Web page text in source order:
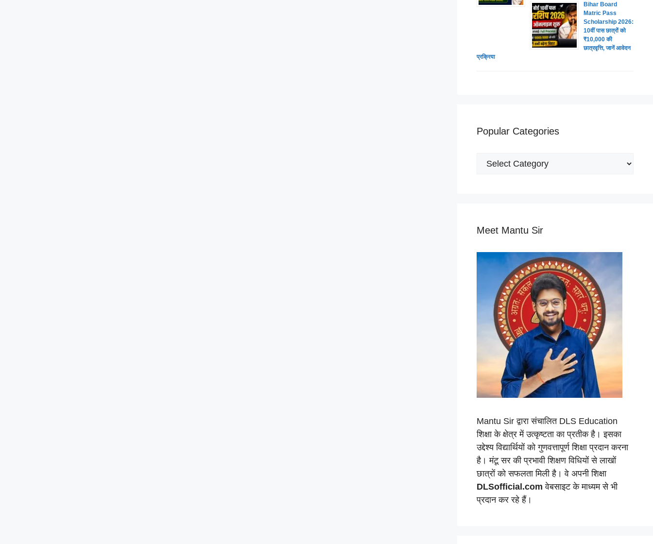
Bihar Board
Matric Pass
Scholarship 2026:
10वीं पास छात्रों को
₹10,000 की
छात्रवृत्ति, जानें आवेदन
प्रक्रिया
Popular Categories
Popular
Meet Mantu Sir
Mantu Sir द्वारा संचालित DLS Education
शिक्षा के क्षेत्र में उत्कृष्टता का प्रतीक है। इसका
उद्देश्य विद्यार्थियों को गुणवत्तापूर्ण शिक्षा प्रदान करना
है। मंटू सर की प्रभावी शिक्षण विधियों से लाखों
छात्रों को सफलता मिली है। वे अपनी शिक्षा
DLSofficial.com वेबसाइट के माध्यम से भी
प्रदान कर रहे हैं।